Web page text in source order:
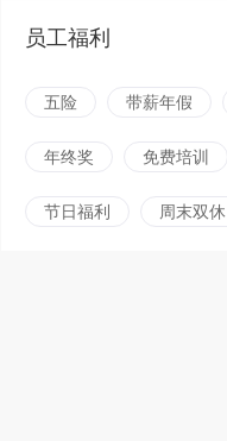
员工福利
五险 带薪年假
年终奖 免费培训
节日福利 周末双休